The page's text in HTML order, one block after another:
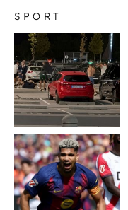
SPORT